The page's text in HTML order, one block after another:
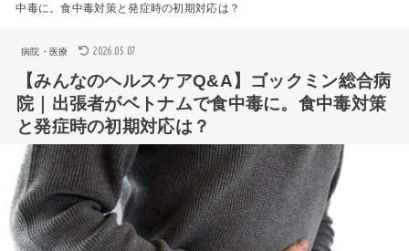
中毒に。食中毒対策と発症時の初期対応は？
病院・医療 2026.05.07
【みんなのヘルスケアQ&A】ゴックミン総合病
院｜出張者がベトナムで食中毒に。食中毒対策
と発症時の初期対応は？